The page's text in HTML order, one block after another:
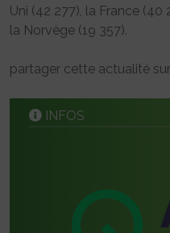
Uni (42 277), la France
la Norvège (19 357).
partager cette actualité
INFOS